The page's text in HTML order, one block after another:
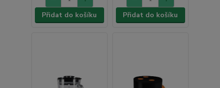
Přidat do košíku Přidat do košíku